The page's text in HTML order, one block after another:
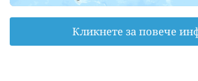
Кликнете за повече